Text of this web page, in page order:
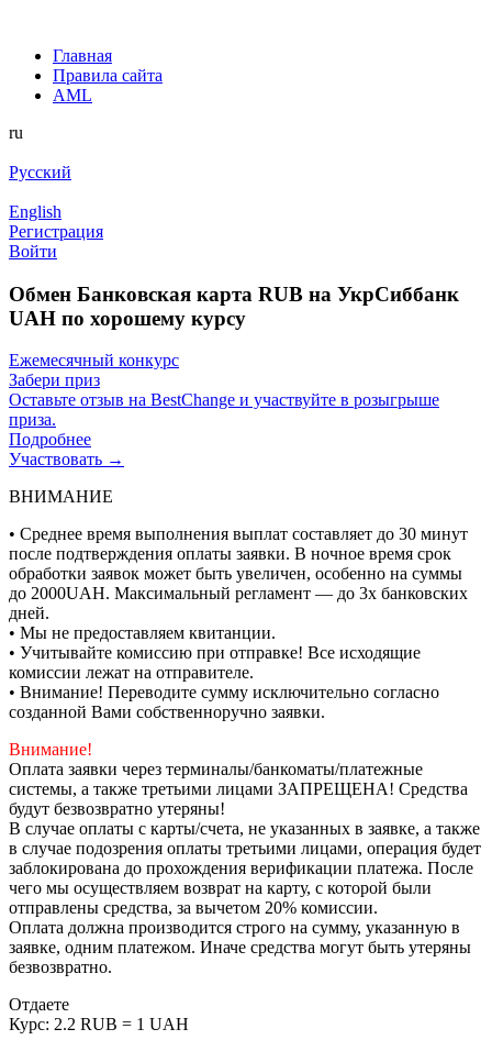
Главная
Правила сайта
AML
ru
Русский
English
Регистрация
Войти
Обмен Банковская карта RUB на УкрСиббанк
UAH по хорошему курсу
Ежемесячный конкурс
Забери приз
Оставьте отзыв на BestChange и участвуйте в розыгрыше
приза.
Подробнее
Участвовать →
ВНИМАНИЕ
• Среднее время выполнения выплат составляет до 30 минут
после подтверждения оплаты заявки. В ночное время срок
обработки заявок может быть увеличен, особенно на суммы
до 2000UAH. Максимальный регламент — до 3х банковских
дней.
• Мы не предоставляем квитанции.
• Учитывайте комиссию при отправке! Все исходящие
комиссии лежат на отправителе.
• Внимание! Переводите сумму исключительно согласно
созданной Вами собственноручно заявки.
Внимание!
Оплата заявки через терминалы/банкоматы/платежные
системы, а также третьими лицами ЗАПРЕЩЕНА! Средства
будут безвозвратно утеряны!
В случае оплаты с карты/счета, не указанных в заявке, а также
в случае подозрения оплаты третьими лицами, операция будет
заблокирована до прохождения верификации платежа. После
чего мы осуществляем возврат на карту, с которой были
отправлены средства, за вычетом 20% комиссии.
Оплата должна производится строго на сумму, указанную в
заявке, одним платежом. Иначе средства могут быть утеряны
безвозвратно.
Отдаете
Курс: 2.2 RUB = 1 UAH